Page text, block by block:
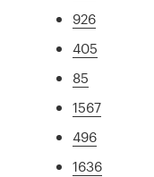
926
405
85
1567
496
1636